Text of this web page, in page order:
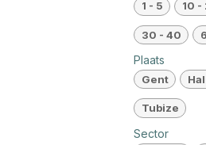
1 - 5 10 -
30 - 40
Plaats
Gent
Tubize
Sector